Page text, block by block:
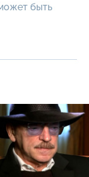
быть